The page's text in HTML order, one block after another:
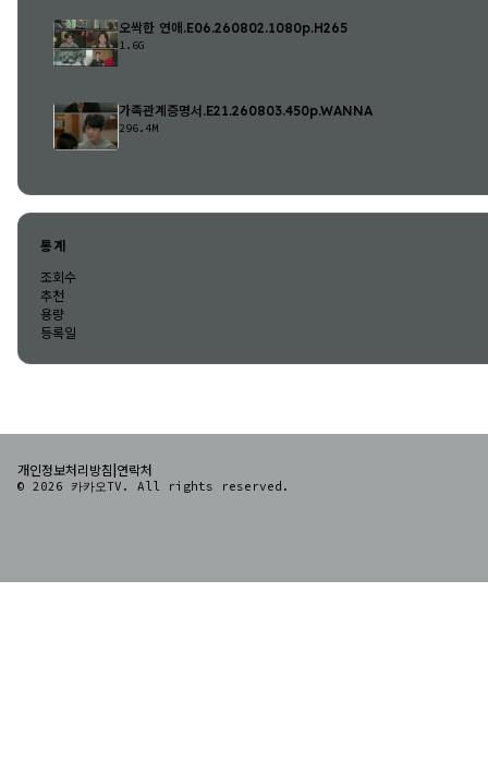
오싹한 연애.E06.260802.1080p.H265
1.6G
가족관계증명서.E21.260803.450p.WANNA
296.4M
통계
조회수
추천
용량
등록일
개인정보처리방침|연락처
© 2026 카카오TV. All rights reserved.